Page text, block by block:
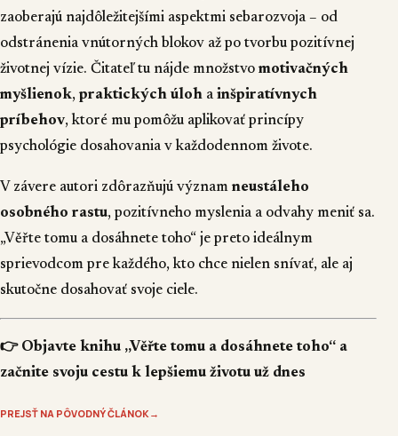
zaoberajú najdôležitejšími aspektmi sebarozvoja – od
odstránenia vnútorných blokov až po tvorbu pozitívnej
životnej vízie. Čitateľ tu nájde množstvo motivačných
myšlienok, praktických úloh a inšpiratívnych
príbehov, ktoré mu pomôžu aplikovať princípy
psychológie dosahovania v každodennom živote.
V závere autori zdôrazňujú význam neustáleho
osobného rastu, pozitívneho myslenia a odvahy meniť sa.
„Věřte tomu a dosáhnete toho“ je preto ideálnym
sprievodcom pre každého, kto chce nielen snívať, ale aj
skutočne dosahovať svoje ciele.
👉 Objavte knihu „Věřte tomu a dosáhnete toho“ a
začnite svoju cestu k lepšiemu životu už dnes
PREJSŤ NA PÔVODNÝ ČLÁNOK →